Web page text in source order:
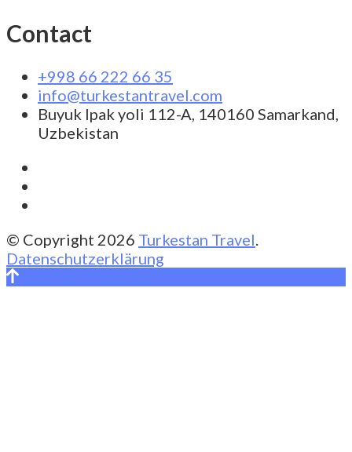
Contact
+998 66 222 66 35
info@turkestantravel.com
Buyuk Ipak yoli 112-A, 140160 Samarkand,
Uzbekistan
© Copyright 2026 Turkestan Travel
Datenschutzerklärung